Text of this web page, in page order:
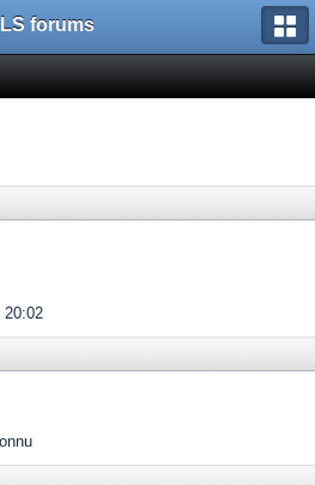
LS forums
20:02